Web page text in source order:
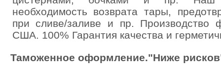
необходимость возврата тары,
при сливе/заливе и пр. Производство
США. 100% Гарантия качества и
Таможенное оформление."Ниже